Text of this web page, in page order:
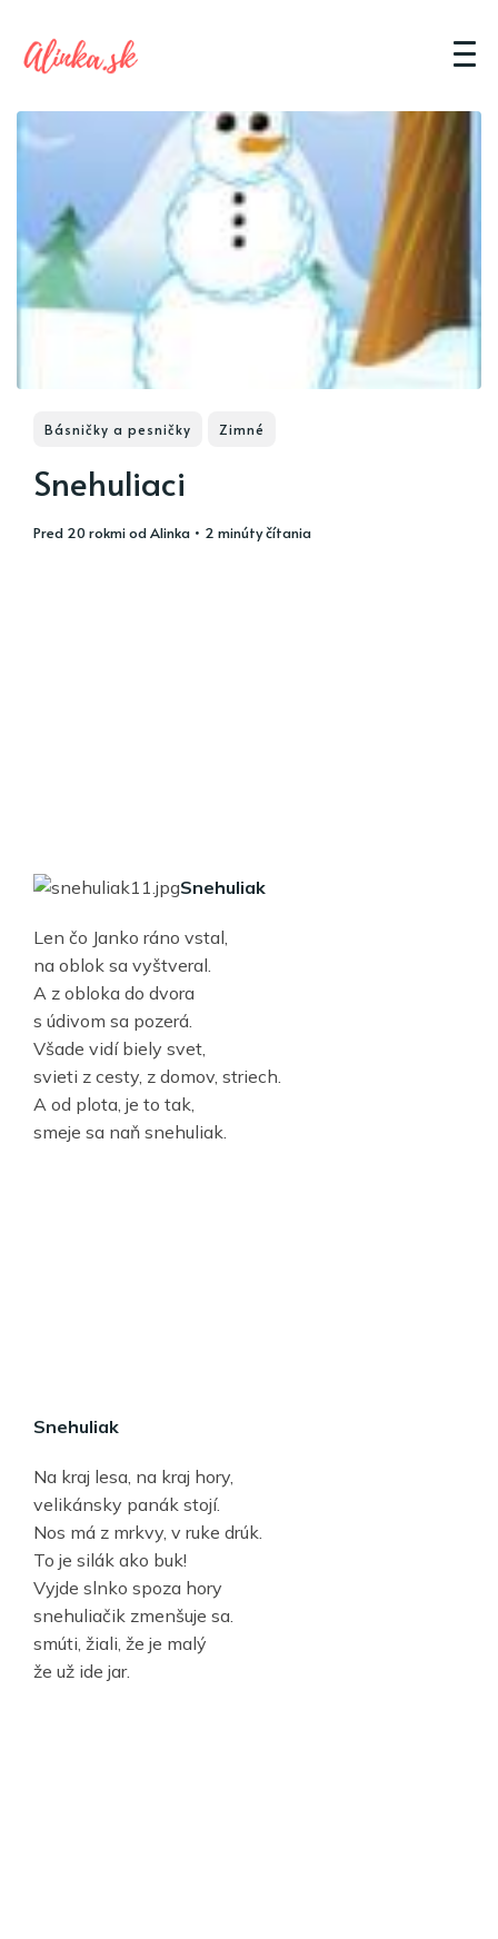
Básničky a pesničky Zimné
Snehuliaci
pred 20 rokmiodAlinka • 2 minúty čítania
Snehuliak
Len čo Janko ráno vstal,
na oblok sa vyštveral.
A z obloka do dvora
s údivom sa pozerá.
Všade vidí biely svet,
svieti z cesty, z domov, striech.
A od plota, je to tak,
smeje sa naň snehuliak.
Snehuliak
Na kraj lesa, na kraj hory,
velikánsky panák stojí.
Nos má z mrkvy, v ruke drúk.
To je silák ako buk!
Vyjde slnko spoza hory
snehuliačik zmenšuje sa.
smúti, žiali, že je malý
že už ide jar.